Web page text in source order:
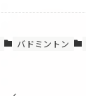
バドミントン